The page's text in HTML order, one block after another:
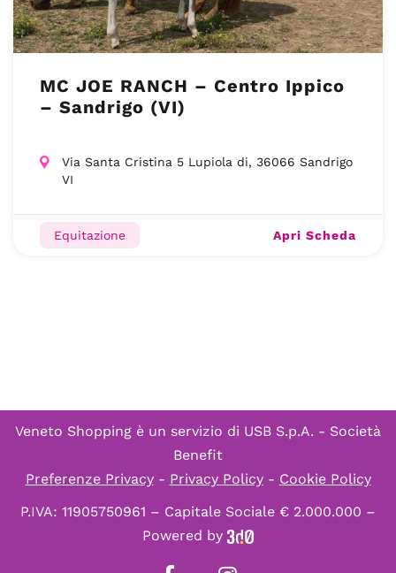
MC JOE RANCH – Centro Ippico
– Sandrigo (VI)
Via Santa Cristina 5 Lupiola di, 36066 Sandrigo
VI
Equitazione Apri Scheda
Veneto Shopping è un servizio di USB S.p.A. - Società
Benefit
Preferenze Privacy- Privacy Policy- Cookie Policy
P.IVA: 11905750961 – Capitale Sociale € 2.000.000 –
Powered by